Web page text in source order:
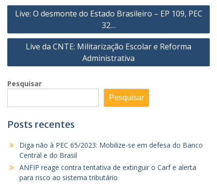
Navegação
Post
Live: O desmonte do Estado Brasileiro – EP 109, PEC
32…
Live da CNTE: Militarização Escolar e Reforma
Administrativa
Pesquisar
Pesquisar
Posts recentes
Diga não à PEC 65/2023: Mobilize-se em defesa do Banco
Central e do Brasil
ANFIP reage contra tentativa de extinguir o Carf e alerta
para risco ao sistema tributário